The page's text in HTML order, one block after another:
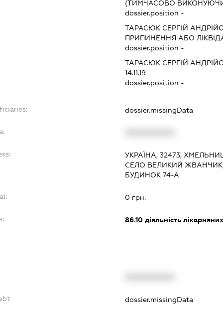
(ТИМЧАСОВО
dossier.position -
ТАРАСЮК СЕРГІЙ
ПРИПИНЕННЯ АБО
dossier.position -
ТАРАСЮК СЕРГІЙ
14.11.19
dossier.position -
dossier.missingData
УКРАЇНА, 32473,
СЕЛО ВЕЛИКИЙ
БУДИНОК 74-А
0 грн.
86.10діяльність
dossier.missingData